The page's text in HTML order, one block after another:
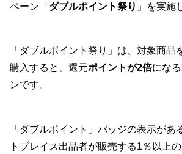
ペーン「 ダブルポイント祭り 」を実施
「ダブルポイント祭り」は、対象商品
購入すると、還元ポイントが2倍にな
ンです。
「ダブルポイント」バッジの表示があ
トプレイス出品者が販売する1％以上